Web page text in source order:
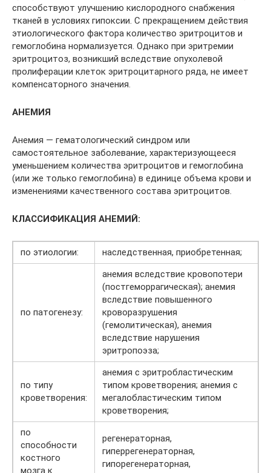
способствуют улучшению кислородного снабжения
тканей в условиях гипоксии. С прекращением действия
этиологического фактора количество эритроцитов и
гемоглобина нормализуется. Однако при эритремии
эритроцитоз, возникший вследствие опухолевой
пролиферации клеток эритроцитарного ряда, не имеет
компенсаторного значения.
АНЕМИЯ
Анемия — гематологический синдром или
самостоятельное заболевание, характеризующееся
уменьшением количества эритроцитов и гемоглобина
(или же только гемоглобина) в единице объема крови и
изменениями качественного состава эритроцитов.
КЛАССИФИКАЦИЯ АНЕМИЙ:
по этиологии: наследственная, приобретенная;
по патогенезу:
анемия вследствие кровопотери
(постгеморрагическая); анемия
вследствие повышенного
кроворазрушения
(гемолитическая), анемия
вследствие нарушения
эритропоэза;
по типу
кроветворения:
анемия с эритробластическим
типом кроветворения; анемия с
мегалобластическим типом
кроветворения;
по
способности
костного
мозга к
регенераторная,
гиперрегенераторная,
гипорегенераторная,